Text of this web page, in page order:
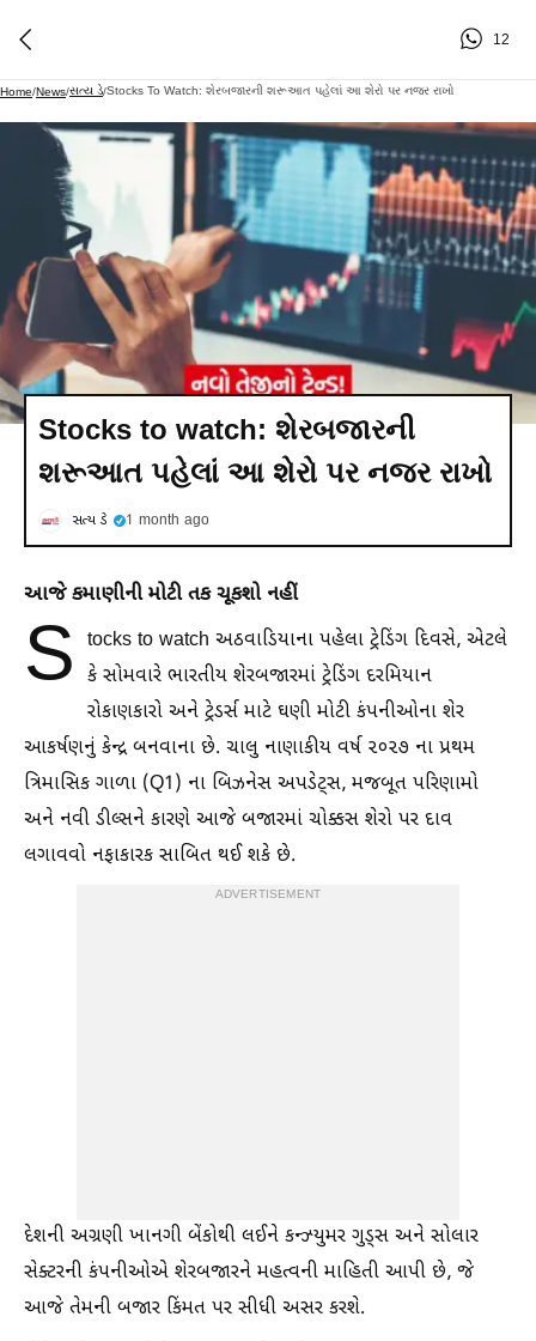
12
Home/News/સત્ય ડે/Stocks To Watch: શેરબજારની શરૂઆત પહેલાં આ શેરો પર નજર રાખો
Stocks to watch: શેરબજારની
શરૂઆત પહેલાં આ શેરો પર નજર રાખો
સત્ય ડે 1 month ago
આજે કમાણીની મોટી તક ચૂકશો નહીં
S
tocks to watch અઠવાડિયાના પહેલા ટ્રેડિંગ દિવસે, એટલે
કે સોમવારે ભારતીય શેરબજારમાં ટ્રેડિંગ દરમિયાન
રોકાણકારો અને ટ્રેડર્સ માટે ઘણી મોટી કંપનીઓના શેર
આકર્ષણનું કેન્દ્ર બનવાના છે. ચાલુ નાણાકીય વર્ષ ૨૦૨૭ ના પ્રથમ
ત્રિમાસિક ગાળા (Q1) ના બિઝનેસ અપડેટ્સ, મજબૂત પરિણામો
અને નવી ડીલ્સને કારણે આજે બજારમાં ચોક્કસ શેરો પર દાવ
લગાવવો નફાકારક સાબિત થઈ શકે છે.
ADVERTISEMENT
દેશની અગ્રણી ખાનગી બેંકોથી લઈને કન્ઝ્યુમર ગુડ્સ અને સોલાર
સેક્ટરની કંપનીઓએ શેરબજારને મહત્વની માહિતી આપી છે, જે
આજે તેમની બજાર કિંમત પર સીધી અસર કરશે.